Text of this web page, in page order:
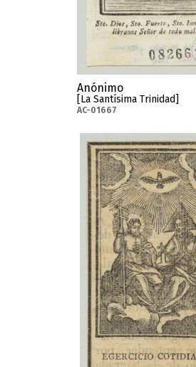
Anónimo
[La Santísima Trinidad]
AC-01667